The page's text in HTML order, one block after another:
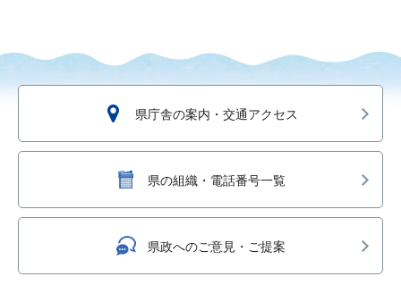
県庁舎の案内・交通アクセス
県の組織・電話番号一覧
県政へのご意見・ご提案